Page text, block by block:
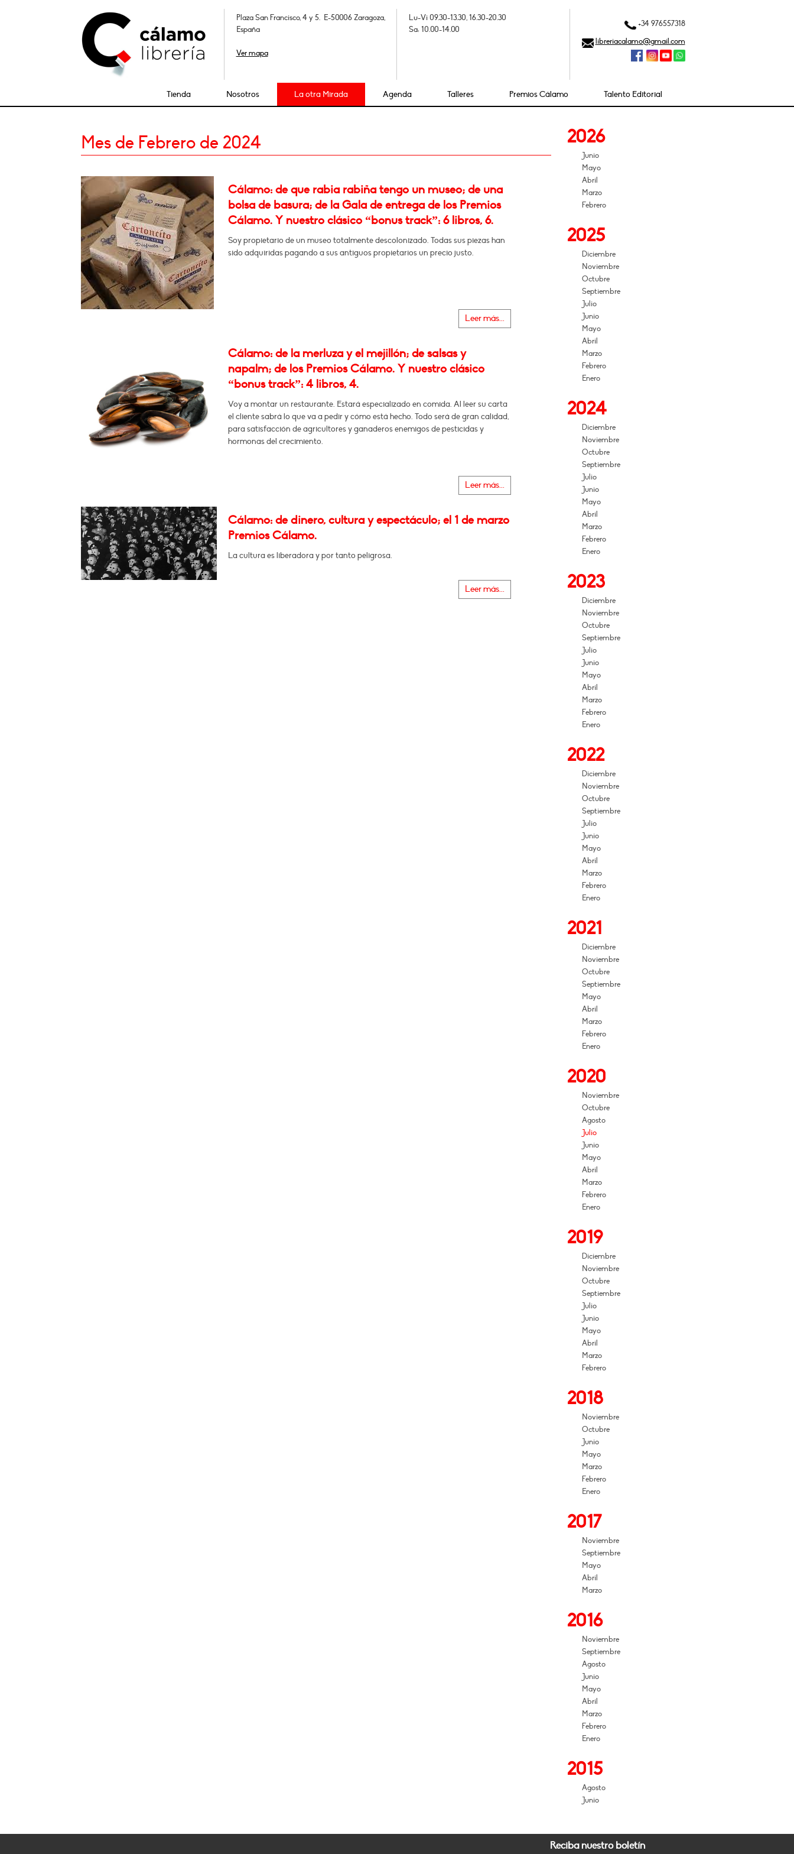
Plaza San Francisco, 4 y 5. E-50006 Zaragoza,
España
Ver mapa
Lu-Vi 09.30-13.30, 16.30-20.30
Sa: 10.00-14.00
+34 976557318
libreriacalamo@gmail.com
Tienda Nosotros La otra Mirada Agenda Talleres Premios Cálamo Talento Editorial
Mes de Febrero de 2024
Cálamo: de que rabia rabiña tengo un museo; de una
bolsa de basura; de la Gala de entrega de los Premios
Cálamo. Y nuestro clásico “bonus track”: 6 libros, 6.
Soy propietario de un museo totalmente descolonizado. Todas sus piezas han
sido adquiridas pagando a sus antiguos propietarios un precio justo.
Leer más...
Cálamo: de la merluza y el mejillón; de salsas y
napalm; de los Premios Cálamo. Y nuestro clásico
“bonus track”: 4 libros, 4.
Voy a montar un restaurante. Estará especializado en comida. Al leer su carta
el cliente sabrá lo que va a pedir y cómo está hecho. Todo será de gran calidad,
para satisfacción de agricultores y ganaderos enemigos de pesticidas y
hormonas del crecimiento.
Leer más...
Cálamo: de dinero, cultura y espectáculo; el 1 de marzo
Premios Cálamo.
La cultura es liberadora y por tanto peligrosa.
Leer más...
2026
Junio
Mayo
Abril
Marzo
Febrero
2025
Diciembre
Noviembre
Octubre
Septiembre
Julio
Junio
Mayo
Abril
Marzo
Febrero
Enero
2024
Diciembre
Noviembre
Octubre
Septiembre
Julio
Junio
Mayo
Abril
Marzo
Febrero
Enero
2023
Diciembre
Noviembre
Octubre
Septiembre
Julio
Junio
Mayo
Abril
Marzo
Febrero
Enero
2022
Diciembre
Noviembre
Octubre
Septiembre
Julio
Junio
Mayo
Abril
Marzo
Febrero
Enero
2021
Diciembre
Noviembre
Octubre
Septiembre
Mayo
Abril
Marzo
Febrero
Enero
2020
Noviembre
Octubre
Agosto
Julio
Junio
Mayo
Abril
Marzo
Febrero
Enero
2019
Diciembre
Noviembre
Octubre
Septiembre
Julio
Junio
Mayo
Abril
Marzo
Febrero
2018
Noviembre
Octubre
Junio
Mayo
Marzo
Febrero
Enero
2017
Noviembre
Septiembre
Mayo
Abril
Marzo
2016
Noviembre
Septiembre
Agosto
Junio
Mayo
Abril
Marzo
Febrero
Enero
2015
Agosto
Junio
Reciba nuestro boletín